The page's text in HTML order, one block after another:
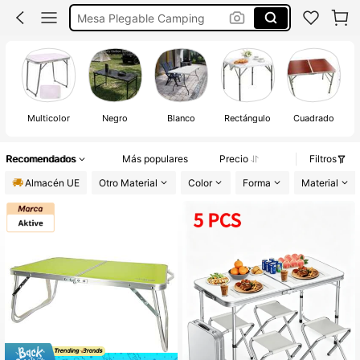
Mesa Playa
Mesa Plegable Portatil
Multicolor Negro Blanco Rectángulo Cuadrado
Recomendados Más populares Precio
Filtros
Almacén UE
Otro Material Color Forma Material